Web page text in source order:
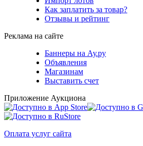
Как заплатить за товар?
Отзывы и рейтинг
Реклама на сайте
Баннеры на Ау.ру
Объявления
Магазинам
Выставить счет
Приложение Аукциона
Оплата услуг сайта